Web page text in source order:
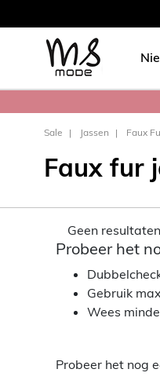
Sale Jassen Faux
Faux fur
Geen
Probeer het
Gebruik
Wees
Probeer het nog